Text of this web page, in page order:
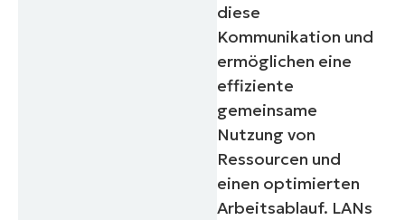
diese
Kommunikation und
ermöglichen eine
effiziente
gemeinsame
Nutzung von
Ressourcen und
einen optimierten
Arbeitsablauf. LANs